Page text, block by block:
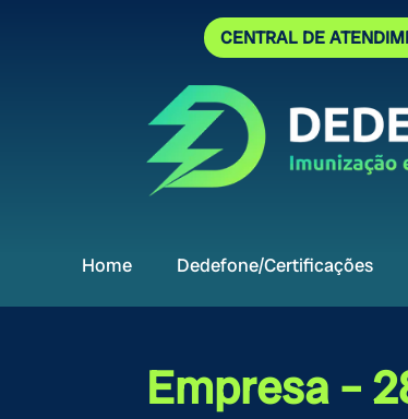
CENTRAL DE
Home Dedefone/Certificações
Empresa –